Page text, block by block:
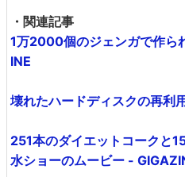
・関連記事
1万2000個のジェンガで作ら
INE
壊れたハードディスクの再利
251本のダイエットコークと
水ショーのムービー -